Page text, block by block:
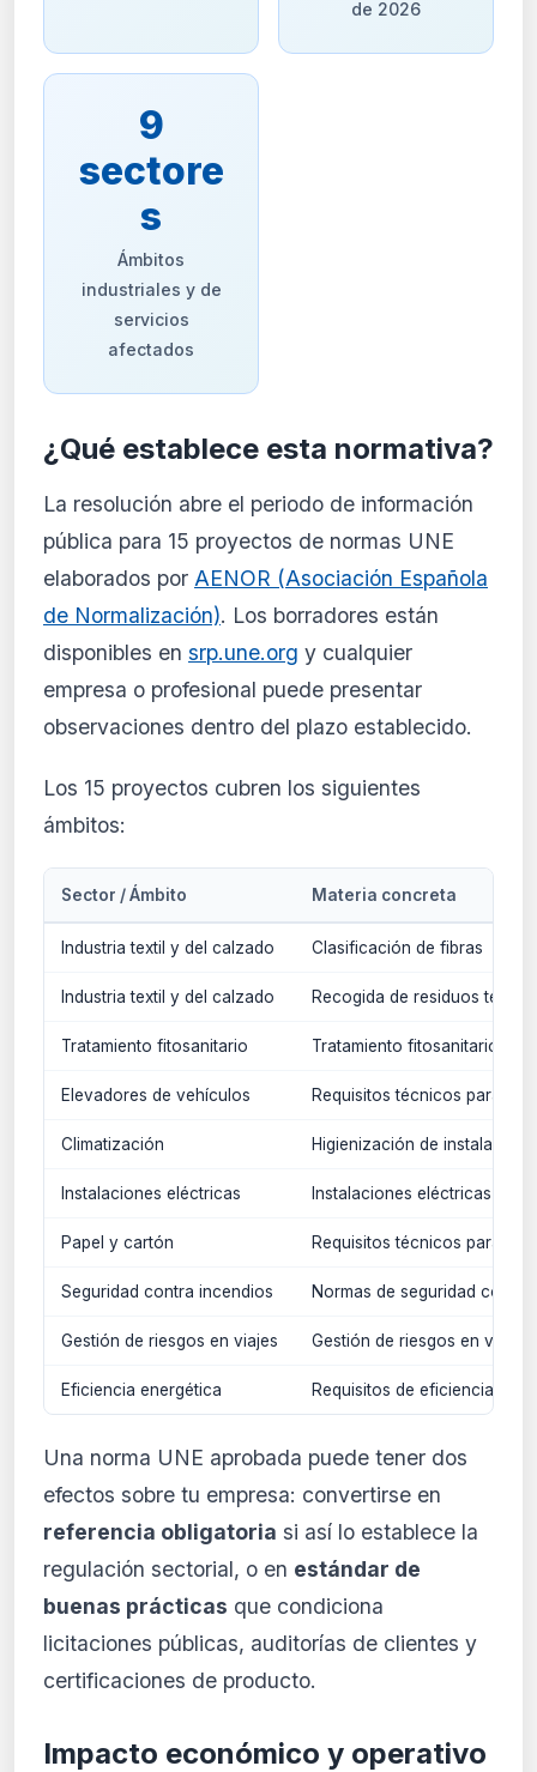
de 2026
9
sectore
s
Ámbitos
industriales y de
servicios
afectados
¿Qué establece esta normativa?
La resolución abre el periodo de información
pública para 15 proyectos de normas UNE
elaborados por AENOR (Asociación Española
de Normalización). Los borradores están
disponibles en srp.une.org y cualquier
empresa o profesional puede presentar
observaciones dentro del plazo establecido.
Los 15 proyectos cubren los siguientes
ámbitos:
Sector / Ámbito Materia concreta
Industria textil y del calzado Clasificación de fibras
Industria textil y del calzado Recogida de residuos textiles
Tratamiento fitosanitario Tratamiento fitosanitario de
Elevadores de vehículos Requisitos técnicos para
Climatización Higienización de
Instalaciones eléctricas Instalaciones eléctricas en
Papel y cartón Requisitos técnicos para
Seguridad contra incendios Normas de seguridad contra
Gestión de riesgos en viajes Gestión de riesgos en viajes
Eficiencia energética Requisitos de eficiencia
Una norma UNE aprobada puede tener dos
efectos sobre tu empresa: convertirse en
referencia obligatoria si así lo establece la
regulación sectorial, o en estándar de
buenas prácticas que condiciona
licitaciones públicas, auditorías de clientes y
certificaciones de producto.
Impacto económico y operativo